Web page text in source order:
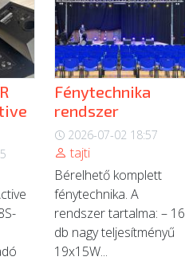
Fénytechnika
rendszer
2026-07-02 18:57
tajti
Bérelhető komplett
fénytechnika. A
rendszer tartalma: – 16
db nagy teljesítményű
19x15W...